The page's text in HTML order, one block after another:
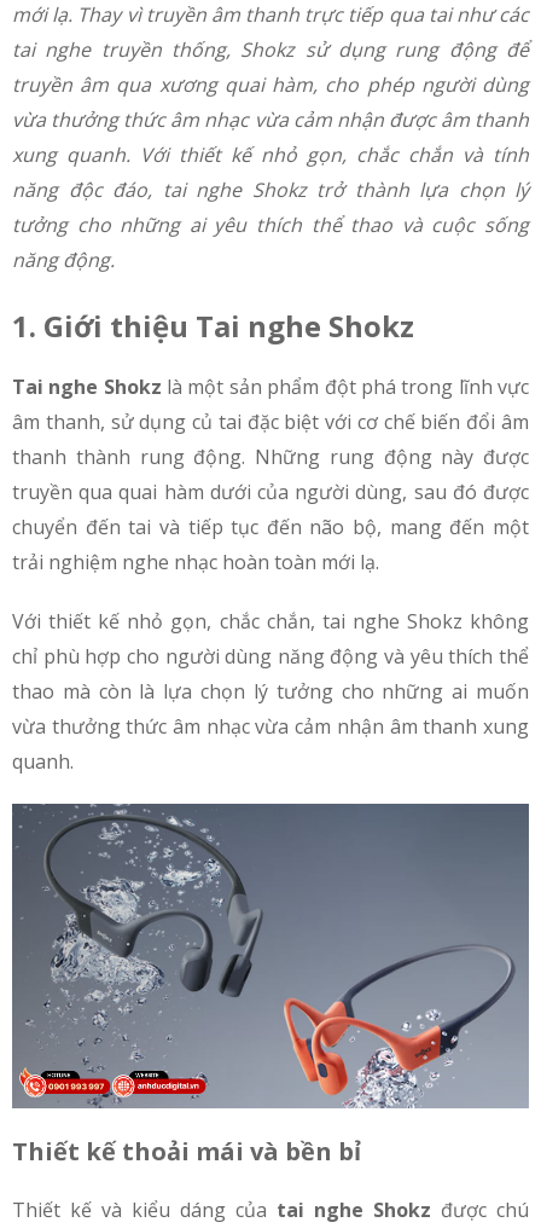
mới lạ. Thay vì truyền âm thanh trực tiếp qua tai như các
tai nghe truyền thống, Shokz sử dụng rung động để
truyền âm qua xương quai hàm, cho phép người dùng
vừa thưởng thức âm nhạc vừa cảm nhận được âm thanh
xung quanh. Với thiết kế nhỏ gọn, chắc chắn và tính
năng độc đáo, tai nghe Shokz trở thành lựa chọn lý
tưởng cho những ai yêu thích thể thao và cuộc sống
năng động.
1. Giới thiệu Tai nghe Shokz
Tai nghe Shokz là một sản phẩm đột phá trong lĩnh vực
âm thanh, sử dụng củ tai đặc biệt với cơ chế biến đổi âm
thanh thành rung động. Những rung động này được
truyền qua quai hàm dưới của người dùng, sau đó được
chuyển đến tai và tiếp tục đến não bộ, mang đến một
trải nghiệm nghe nhạc hoàn toàn mới lạ.
Với thiết kế nhỏ gọn, chắc chắn, tai nghe Shokz không
chỉ phù hợp cho người dùng năng động và yêu thích thể
thao mà còn là lựa chọn lý tưởng cho những ai muốn
vừa thưởng thức âm nhạc vừa cảm nhận âm thanh xung
quanh.
Thiết kế thoải mái và bền bỉ
Thiết kế và kiểu dáng của tai nghe Shokz được chú